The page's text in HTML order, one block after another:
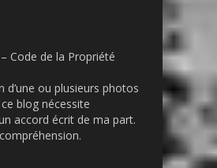
Code de la Propriété
d’une ou plusieurs photos
blog nécessite
accord écrit de ma part.